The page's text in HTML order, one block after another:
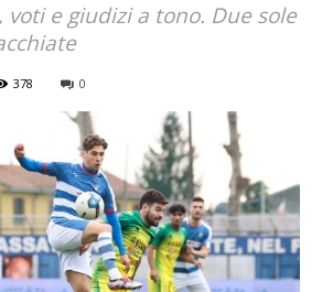
voti e giudizi a tono. Due sole
378 0